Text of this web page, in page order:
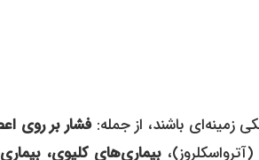
زمینه‌ای باشند، از جمله:فشار بر روی
(آترواسکلروز)،بیماری‌های کلیوی،